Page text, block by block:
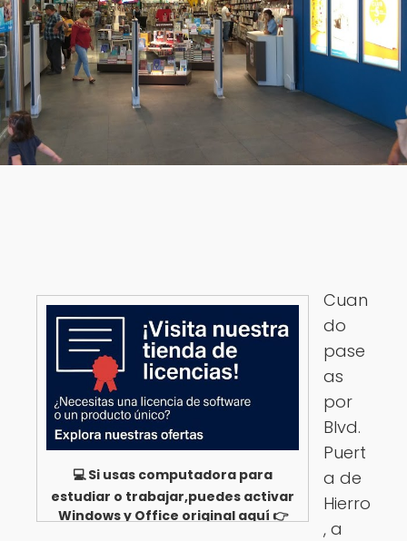
💻 Si usas computadora para
estudiar o trabajar,puedes activar
Windows y Office original aquí 👉
Cuan
do
pase
as
por
Blvd.
Puert
a de
Hierro
, a